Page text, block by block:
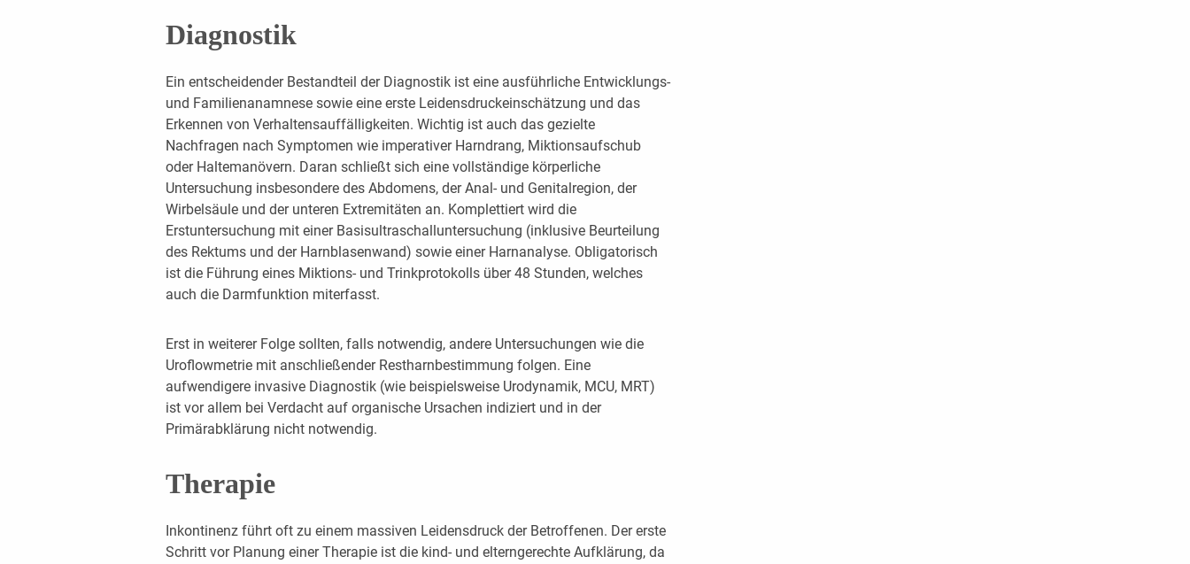
Diagnostik
Ein entscheidender Bestandteil der Diagnostik ist eine ausführliche Entwicklungs-
und Familienanamnese sowie eine erste Leidensdruckeinschätzung und das
Erkennen von Verhaltensauffälligkeiten. Wichtig ist auch das gezielte
Nachfragen nach Symptomen wie imperativer Harndrang, Miktionsaufschub
oder Haltemanövern. Daran schließt sich eine vollständige körperliche
Untersuchung insbesondere des Abdomens, der Anal- und Genitalregion, der
Wirbelsäule und der unteren Extremitäten an. Komplettiert wird die
Erstuntersuchung mit einer Basisultraschalluntersuchung (inklusive Beurteilung
des Rektums und der Harnblasenwand) sowie einer Harnanalyse. Obligatorisch
ist die Führung eines Miktions- und Trinkprotokolls über 48 Stunden, welches
auch die Darmfunktion miterfasst.
Erst in weiterer Folge sollten, falls notwendig, andere Untersuchungen wie die
Uroflowmetrie mit anschließender Restharnbestimmung folgen. Eine
aufwendigere invasive Diagnostik (wie beispielsweise Urodynamik, MCU, MRT)
ist vor allem bei Verdacht auf organische Ursachen indiziert und in der
Primärabklärung nicht notwendig.
Therapie
Inkontinenz führt oft zu einem massiven Leidensdruck der Betroffenen. Der erste
Schritt vor Planung einer Therapie ist die kind- und elterngerechte Aufklärung, da